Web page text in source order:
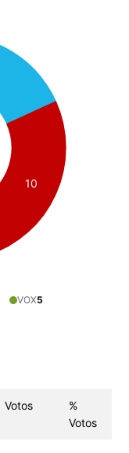
10
VOX5
Votos
%
Votos